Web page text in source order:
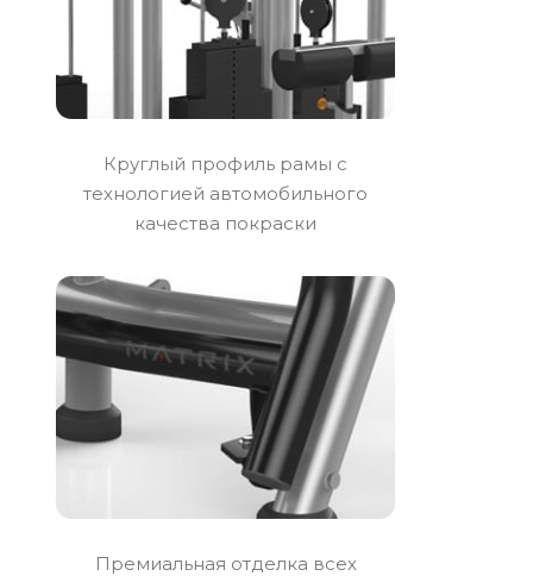
Круглый профиль рамы с
технологией автомобильного
качества покраски
Премиальная отделка всех